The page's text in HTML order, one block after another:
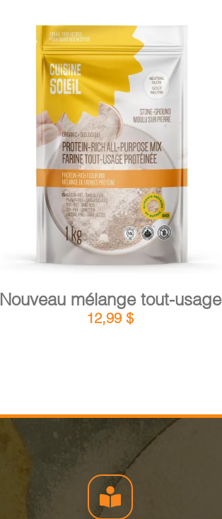
AJOUTER AU PANIER / DÉTAILS
Nouveau mélange tout-usage
12,99$